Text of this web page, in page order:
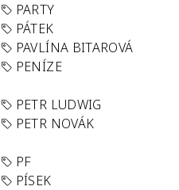
PARTY
PÁTEK
PAVLÍNA BITAROVÁ
PENÍZE
PETR LUDWIG
PETR NOVÁK
PF
PÍSEK